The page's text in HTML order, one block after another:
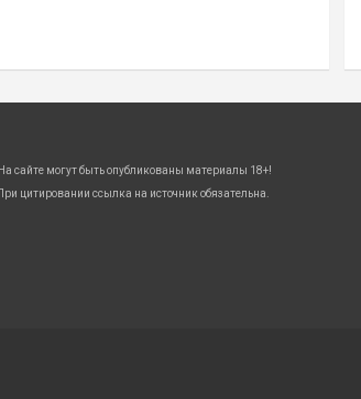
На сайте могут быть опубликованы материалы 18+!
При цитировании ссылка на источник обязательна.